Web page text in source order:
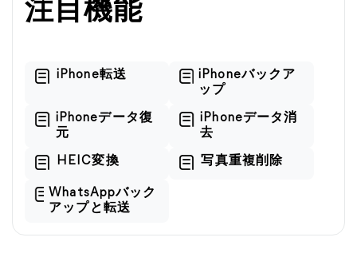
注目機能
iPhone転送
iPhoneバックア
ップ
iPhoneデータ復
元
iPhoneデータ消
去
HEIC変換 写真重複削除
WhatsAppバック
アップと転送